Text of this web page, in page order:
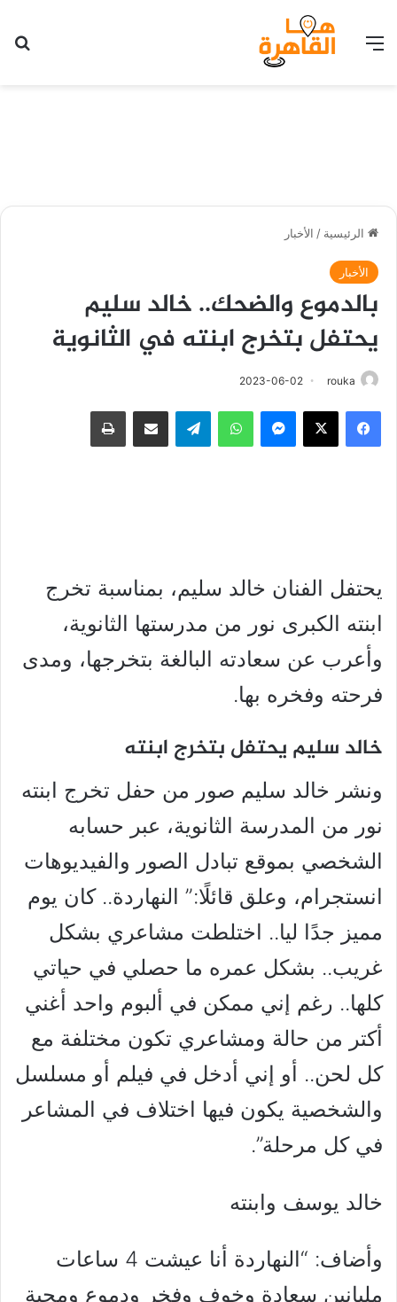
القائمة
الرئيسية / الأخبار
الأخبار
بالدموع والضحك.. خالد سليم
يحتفل بتخرج ابنته في الثانوية
rouka
2023-06-02
فيسبوك ‫X ماسنجر واتساب تيلقرام مشاركة عبر البريد طباعة
يحتفل الفنان خالد سليم، بمناسبة تخرج
ابنته الكبرى نور من مدرستها الثانوية،
وأعرب عن سعادته البالغة بتخرجها، ومدى
فرحته وفخره بها.
خالد سليم يحتفل بتخرج ابنته
ونشر خالد سليم صور من حفل تخرج ابنته
نور من المدرسة الثانوية، عبر حسابه
الشخصي بموقع تبادل الصور والفيديوهات
انستجرام، وعلق قائلًا:” النهاردة.. كان يوم
مميز جدًا ليا.. اختلطت مشاعري بشكل
غريب.. بشكل عمره ما حصلي في حياتي
كلها.. رغم إني ممكن في ألبوم واحد أغني
أكتر من حالة ومشاعري تكون مختلفة مع
كل لحن.. أو إني أدخل في فيلم أو مسلسل
والشخصية يكون فيها اختلاف في المشاعر
في كل مرحلة”.
خالد يوسف وابنته
وأضاف: “النهاردة أنا عيشت 4 ساعات
مليانين سعادة وخوف وفخر ودموع ومحبة